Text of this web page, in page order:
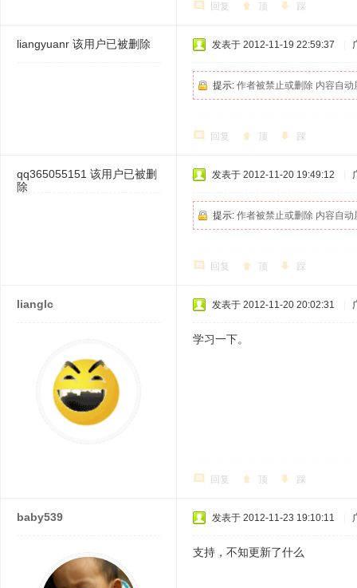
回复 顶 踩
liangyuanr 该用户已被删除 发表于 2012-11-19 22:59:37
提示: 作者被禁止或删除 内容自动
回复 顶 踩
qq365055151 该用户已被删
除
发表于 2012-11-20 19:49:12
提示: 作者被禁止或删除 内容自动
回复 顶 踩
lianglc 发表于 2012-11-20 20:02:31
学习一下。
回复 顶 踩
baby539 发表于 2012-11-23 19:10:11
支持，不知更新了什么